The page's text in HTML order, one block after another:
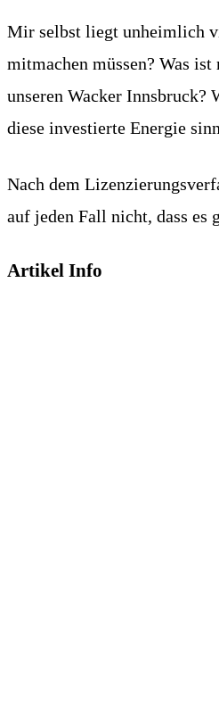
Mir selbst liegt unheimlich
mitmachen müssen? Was
unseren Wacker Innsbruck?
diese investierte Energie
Nach dem
auf jeden Fall nicht, dass es
Artikel Info